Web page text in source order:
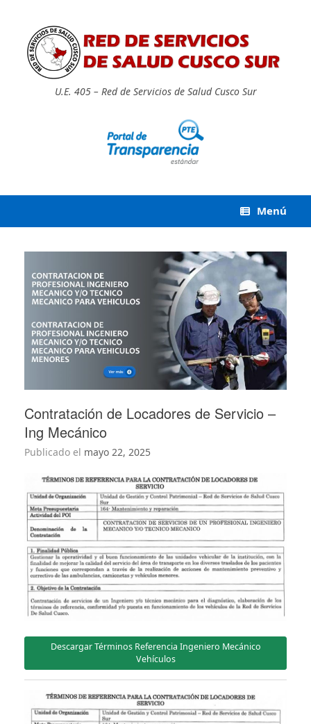
U.E. 405 – Red de Servicios de Salud Cusco Sur
Menú
Contratación de Locadores de Servicio –
Ing Mecánico
Publicado el mayo 22, 2025
Descargar Términos Referencia Ingeniero Mecánico
Vehículos